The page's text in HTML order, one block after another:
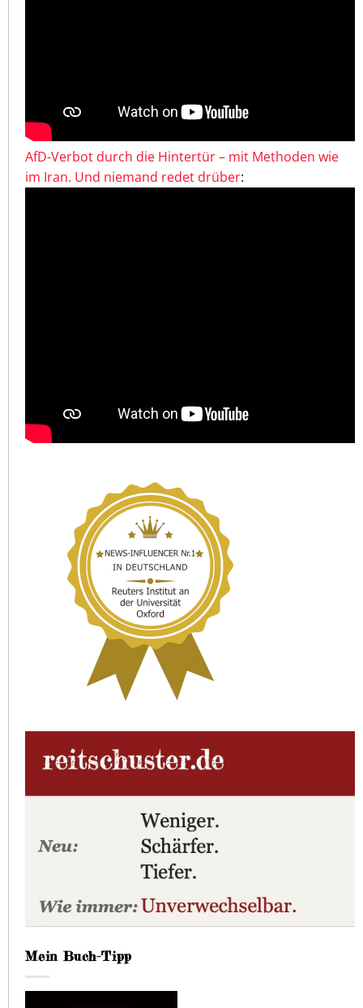
AfD-Verbot durch die Hintertür – mit Methoden wie
im Iran. Und niemand redet drüber:
Mein Buch-Tipp